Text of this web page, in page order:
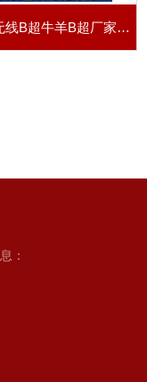
兽用无线B超牛羊B超厂家报价价格
：